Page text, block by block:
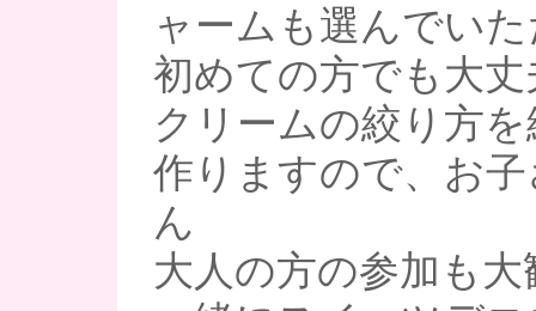
ャームも選んでい
初めての方でも大
クリームの絞り方
作りますので、お
ん
大人の方の参加も大